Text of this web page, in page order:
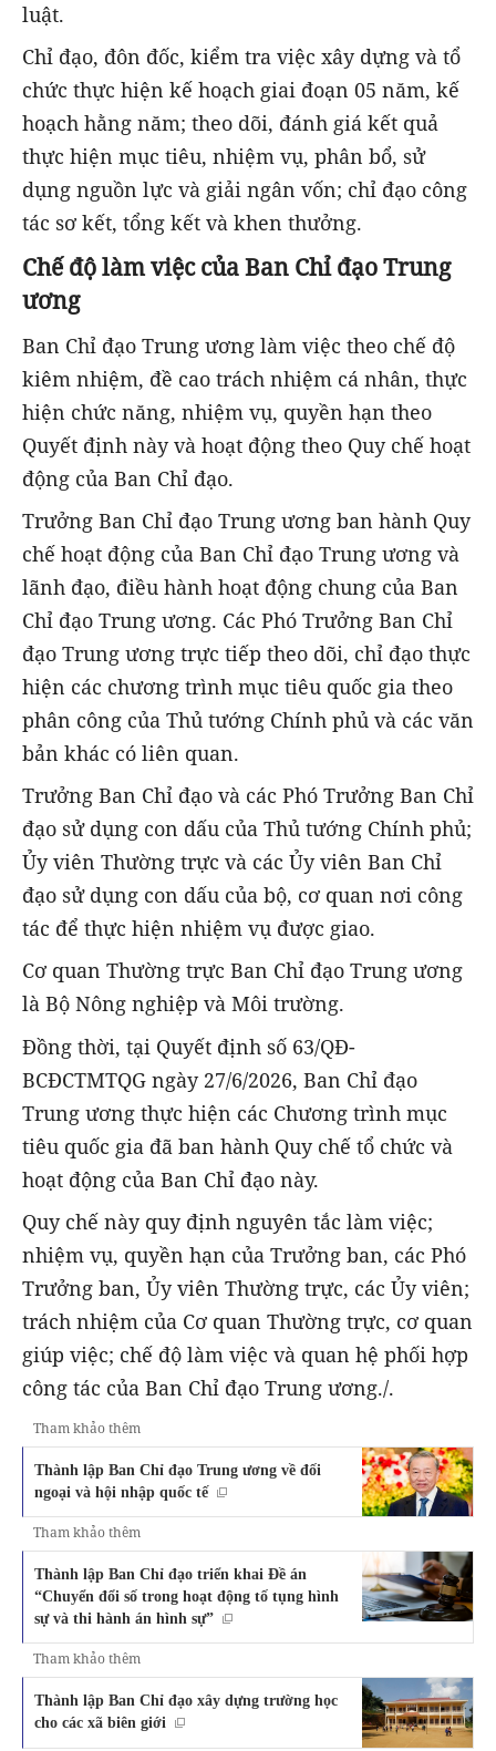
luật.
Chỉ đạo, đôn đốc, kiểm tra việc xây dựng và tổ
chức thực hiện kế hoạch giai đoạn 05 năm, kế
hoạch hằng năm; theo dõi, đánh giá kết quả
thực hiện mục tiêu, nhiệm vụ, phân bổ, sử
dụng nguồn lực và giải ngân vốn; chỉ đạo công
tác sơ kết, tổng kết và khen thưởng.
Chế độ làm việc của Ban Chỉ đạo Trung
ương
Ban Chỉ đạo Trung ương làm việc theo chế độ
kiêm nhiệm, đề cao trách nhiệm cá nhân, thực
hiện chức năng, nhiệm vụ, quyền hạn theo
Quyết định này và hoạt động theo Quy chế hoạt
động của Ban Chỉ đạo.
Trưởng Ban Chỉ đạo Trung ương ban hành Quy
chế hoạt động của Ban Chỉ đạo Trung ương và
lãnh đạo, điều hành hoạt động chung của Ban
Chỉ đạo Trung ương. Các Phó Trưởng Ban Chỉ
đạo Trung ương trực tiếp theo dõi, chỉ đạo thực
hiện các chương trình mục tiêu quốc gia theo
phân công của Thủ tướng Chính phủ và các văn
bản khác có liên quan.
Trưởng Ban Chỉ đạo và các Phó Trưởng Ban Chỉ
đạo sử dụng con dấu của Thủ tướng Chính phủ;
Ủy viên Thường trực và các Ủy viên Ban Chỉ
đạo sử dụng con dấu của bộ, cơ quan nơi công
tác để thực hiện nhiệm vụ được giao.
Cơ quan Thường trực Ban Chỉ đạo Trung ương
là Bộ Nông nghiệp và Môi trường.
Đồng thời, tại Quyết định số 63/QĐ-
BCĐCTMTQG ngày 27/6/2026, Ban Chỉ đạo
Trung ương thực hiện các Chương trình mục
tiêu quốc gia đã ban hành Quy chế tổ chức và
hoạt động của Ban Chỉ đạo này.
Quy chế này quy định nguyên tắc làm việc;
nhiệm vụ, quyền hạn của Trưởng ban, các Phó
Trưởng ban, Ủy viên Thường trực, các Ủy viên;
trách nhiệm của Cơ quan Thường trực, cơ quan
giúp việc; chế độ làm việc và quan hệ phối hợp
công tác của Ban Chỉ đạo Trung ương./.
Tham khảo thêm
Thành lập Ban Chỉ đạo Trung ương về đối
ngoại và hội nhập quốc tế
Tham khảo thêm
Thành lập Ban Chỉ đạo triển khai Đề án
“Chuyển đổi số trong hoạt động tố tụng hình
sự và thi hành án hình sự”
Tham khảo thêm
Thành lập Ban Chỉ đạo xây dựng trường học
cho các xã biên giới